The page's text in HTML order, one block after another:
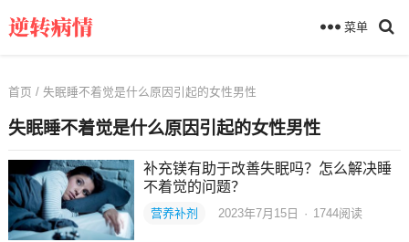
菜单
首页 / 失眠睡不着觉是什么原因引起的女性男性
失眠睡不着觉是什么原因引起的女性男性
补充镁有助于改善失眠吗？怎么解决睡
不着觉的问题？
营养补剂 2023年7月15日 · 1744阅读